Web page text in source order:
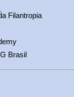
Filantropia
Brasil